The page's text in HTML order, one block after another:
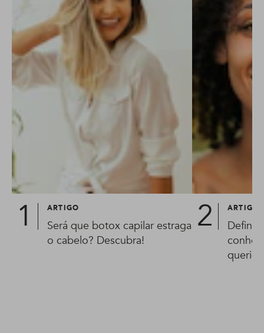
ARTIGO
Será que botox capilar estraga
o cabelo? Descubra!
ARTIGO